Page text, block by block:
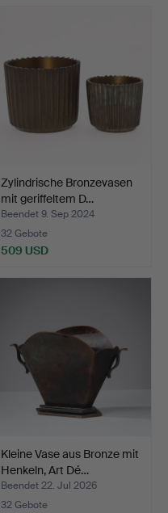
Zylindrische Bronzevasen
mit geriffeltem D…
Beendet 9. Sep 2024
32 Gebote
509 USD
Kleine Vase aus Bronze mit
Henkeln, Art Dé…
Beendet 22. Jul 2026
32 Gebote